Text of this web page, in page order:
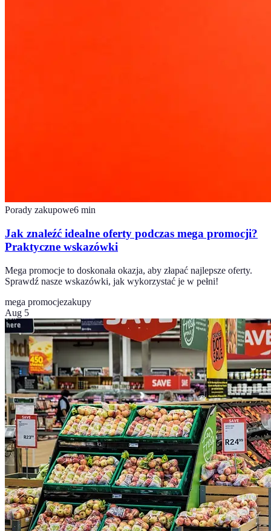
Porady zakupowe6 min
Jak znaleźć idealne oferty podczas mega promocji?
Praktyczne wskazówki
Mega promocje to doskonała okazja, aby złapać najlepsze oferty.
Sprawdź nasze wskazówki, jak wykorzystać je w pełni!
mega promocjezakupy
Aug 5